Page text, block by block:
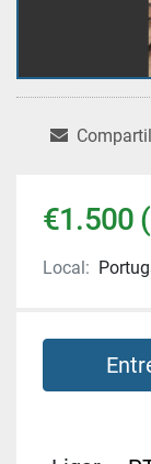
€1.500
Local: